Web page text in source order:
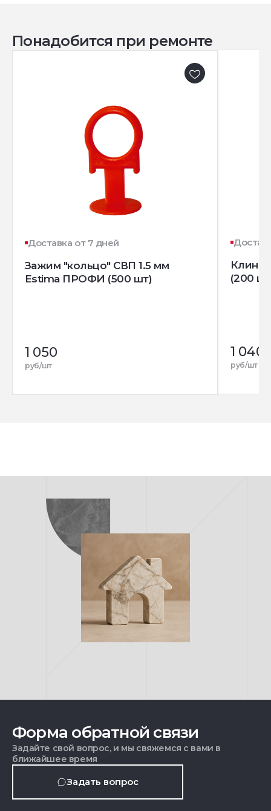
Понадобится при ремонте
Доставка от 7 дней
Зажим "кольцо" СВП 1.5 мм
Estima ПРОФИ (500 шт)
1 050
руб/шт
Клин
(200
1 040
руб/шт
Форма обратной связи
Задайте свой вопрос, и мы свяжемся с вами в
ближайшее время
Задать вопрос